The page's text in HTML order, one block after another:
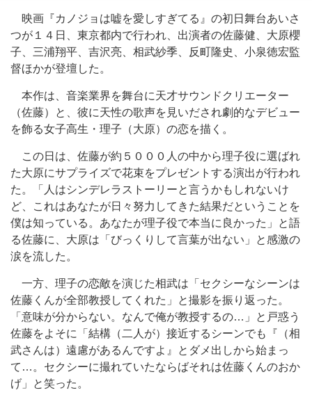
映画『カノジョは嘘を愛しすぎてる』の初日舞台あいさ
つが１４日、東京都内で行われ、出演者の佐藤健、大原櫻
子、三浦翔平、吉沢亮、相武紗季、反町隆史、小泉徳宏監
督ほかが登壇した。
本作は、音楽業界を舞台に天才サウンドクリエーター
（佐藤）と、彼に天性の歌声を見いだされ劇的なデビュー
を飾る女子高生・理子（大原）の恋を描く。
この日は、佐藤が約５０００人の中から理子役に選ばれ
た大原にサプライズで花束をプレゼントする演出が行われ
た。「人はシンデレラストーリーと言うかもしれないけ
ど、これはあなたが日々努力してきた結果だということを
僕は知っている。あなたが理子役で本当に良かった」と語
る佐藤に、大原は「びっくりして言葉が出ない」と感激の
涙を流した。
一方、理子の恋敵を演じた相武は「セクシーなシーンは
佐藤くんが全部教授してくれた」と撮影を振り返った。
「意味が分からない。なんで俺が教授するの…」と戸惑う
佐藤をよそに「結構（二人が）接近するシーンでも『（相
武さんは）遠慮があるんですよ』とダメ出しから始まっ
て…。セクシーに撮れていたならばそれは佐藤くんのおか
げ」と笑った。